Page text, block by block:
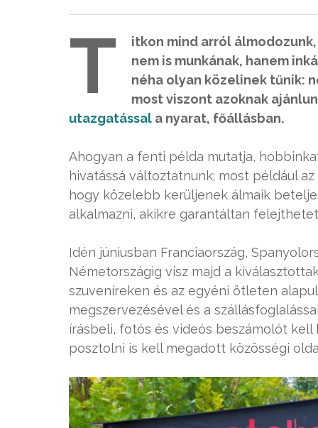
T
itkon mind arról
nem is munkának, hanem
néha olyan közelinek tűnik:
most viszont azoknak
utazgatással a nyarat, főállásban.
Ahogyan a fenti példa mutatja,
hivatássá változtatnunk; most például
hogy közelebb kerüljenek álmaik
alkalmazni, akikre garantáltan
Idén júniusban Franciaország,
Németországig visz majd a
szuveníreken és az egyéni ötleten
megszervezésével és a
írásbeli, fotós és videós beszámolót
posztolni is kell megadott közösségi